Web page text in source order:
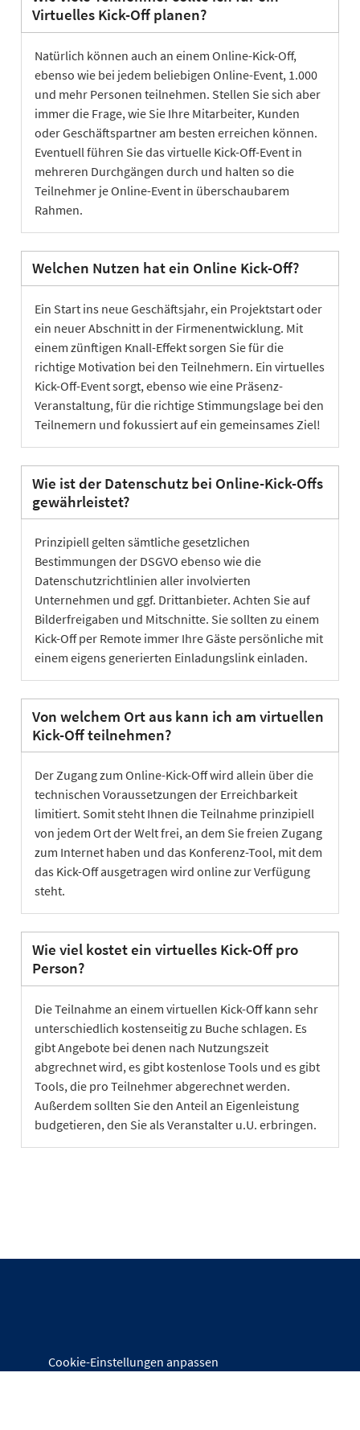
Virtuelles Kick-Off planen?
Natürlich können auch an einem Online-Kick-Off,
ebenso wie bei jedem beliebigen Online-Event, 1.000
und mehr Personen teilnehmen. Stellen Sie sich aber
immer die Frage, wie Sie Ihre Mitarbeiter, Kunden
oder Geschäftspartner am besten erreichen können.
Eventuell führen Sie das virtuelle Kick-Off-Event in
mehreren Durchgängen durch und halten so die
Teilnehmer je Online-Event in überschaubarem
Rahmen.
Welchen Nutzen hat ein Online Kick-Off?
Ein Start ins neue Geschäftsjahr, ein Projektstart oder
ein neuer Abschnitt in der Firmenentwicklung. Mit
einem zünftigen Knall-Effekt sorgen Sie für die
richtige Motivation bei den Teilnehmern. Ein virtuelles
Kick-Off-Event sorgt, ebenso wie eine Präsenz-
Veranstaltung, für die richtige Stimmungslage bei den
Teilnemern und fokussiert auf ein gemeinsames Ziel!
Wie ist der Datenschutz bei Online-Kick-Offs
gewährleistet?
Prinzipiell gelten sämtliche gesetzlichen
Bestimmungen der DSGVO ebenso wie die
Datenschutzrichtlinien aller involvierten
Unternehmen und ggf. Drittanbieter. Achten Sie auf
Bilderfreigaben und Mitschnitte. Sie sollten zu einem
Kick-Off per Remote immer Ihre Gäste persönliche mit
einem eigens generierten Einladungslink einladen.
Von welchem Ort aus kann ich am virtuellen
Kick-Off teilnehmen?
Der Zugang zum Online-Kick-Off wird allein über die
technischen Voraussetzungen der Erreichbarkeit
limitiert. Somit steht Ihnen die Teilnahme prinzipiell
von jedem Ort der Welt frei, an dem Sie freien Zugang
zum Internet haben und das Konferenz-Tool, mit dem
das Kick-Off ausgetragen wird online zur Verfügung
steht.
Wie viel kostet ein virtuelles Kick-Off pro
Person?
Die Teilnahme an einem virtuellen Kick-Off kann sehr
unterschiedlich kostenseitig zu Buche schlagen. Es
gibt Angebote bei denen nach Nutzungszeit
abgrechnet wird, es gibt kostenlose Tools und es gibt
Tools, die pro Teilnehmer abgerechnet werden.
Außerdem sollten Sie den Anteil an Eigenleistung
budgetieren, den Sie als Veranstalter u.U. erbringen.
Cookie-Einstellungen anpassen